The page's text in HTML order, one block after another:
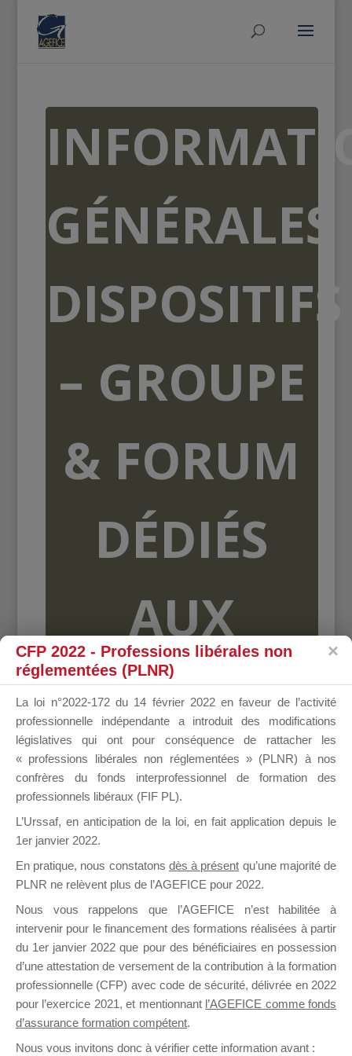
GÉNÉRALES
DISPOSITIFS
– GROUPE
& FORUM
DÉDIÉS
AUX
DE
il y a 19 heures
formation. Il accueille également les Conseillers
CFP 2022 - Professions libérales non
réglementées (PLNR)
La loi n°2022-172 du 14 février 2022 en faveur de l’activité
professionnelle indépendante a introduit des modifications
législatives qui ont pour conséquence de rattacher les
« professions libérales non réglementées » (PLNR) à nos
confrères du fonds interprofessionnel de formation des
professionnels libéraux (FIF PL).
L’Urssaf, en anticipation de la loi, en fait application depuis le
1er janvier 2022.
En pratique, nous constatons dès à présent qu’une majorité de
PLNR ne relèvent plus de l’AGEFICE pour 2022.
Nous vous rappelons que l’AGEFICE n’est habilitée à
intervenir pour le financement des formations réalisées à partir
du 1er janvier 2022 que pour des bénéficiaires en possession
d’une attestation de versement de la contribution à la formation
professionnelle (CFP) avec code de sécurité, délivrée en 2022
pour l’exercice 2021, et mentionnant l’AGEFICE comme fonds
d’assurance formation compétent.
Nous vous invitons donc à vérifier cette information avant :